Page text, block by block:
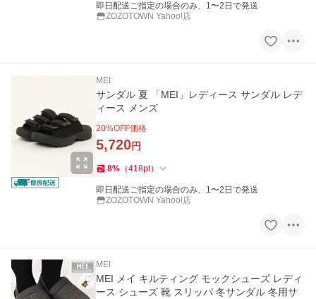
即日配送ご指定の場合のみ、1〜2日で発送
ZOZOTOWN Yahoo!店
MEI
サンダル 夏 「MEI」レディース サンダル レデ
ィース メンズ
20%OFF価格
5,720円
8% （418pt）
即日配送ご指定の場合のみ、1〜2日で発送
ZOZOTOWN Yahoo!店
MEI
MEI メイ キルティング モックシューズ レディ
ース シューズ 靴 スリッパ 冬サンダル 冬用サ